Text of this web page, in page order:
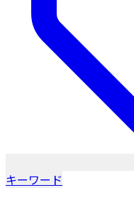
キーワード